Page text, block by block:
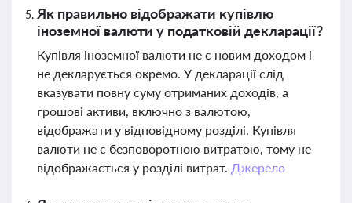
Як правильно відображати купівлю
іноземної валюти у податковій декларації?
Купівля іноземної валюти не є новим доходом і
не декларується окремо. У декларації слід
вказувати повну суму отриманих доходів, а
грошові активи, включно з валютою,
відображати у відповідному розділі. Купівля
валюти не є безповоротною витратою, тому не
відображається у розділі витрат. Джерело